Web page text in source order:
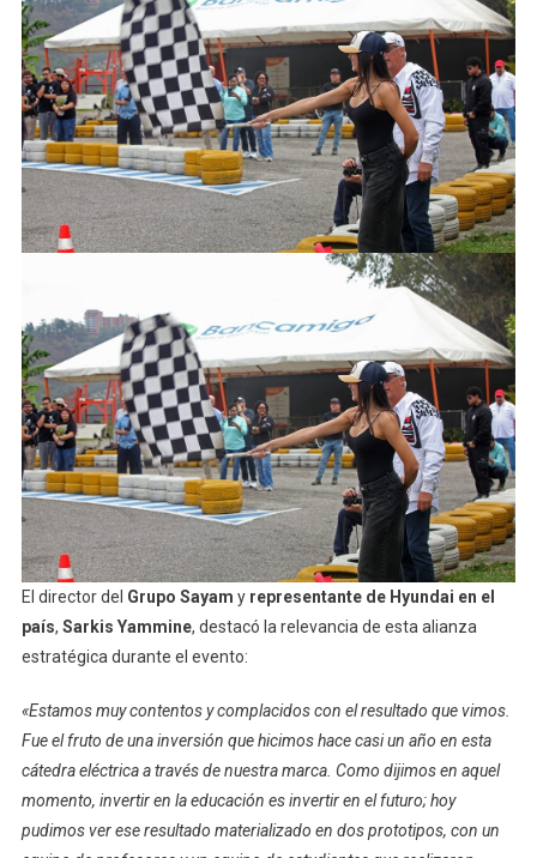
El director del Grupo Sayam y representante de Hyundai en el
país, Sarkis Yammine, destacó la relevancia de esta alianza
estratégica durante el evento:
«Estamos muy contentos y complacidos con el resultado que vimos.
Fue el fruto de una inversión que hicimos hace casi un año en esta
cátedra eléctrica a través de nuestra marca. Como dijimos en aquel
momento, invertir en la educación es invertir en el futuro; hoy
pudimos ver ese resultado materializado en dos prototipos, con un